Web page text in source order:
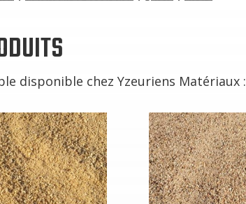
disponible chez Yzeuriens Matériaux :